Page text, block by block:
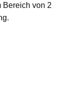
Bereich von 2